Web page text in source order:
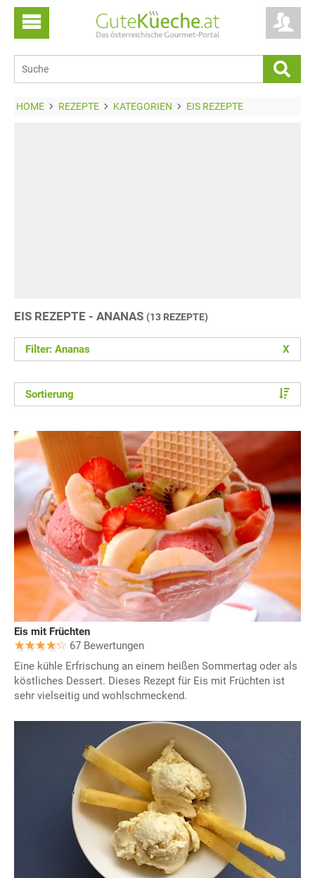
HOME REZEPTE KATEGORIEN EIS REZEPTE
EIS REZEPTE - ANANAS (13 REZEPTE)
Filter: Ananas X
Sortierung
Eis mit Früchten
67 Bewertungen
Eine kühle Erfrischung an einem heißen Sommertag oder als
köstliches Dessert. Dieses Rezept für Eis mit Früchten ist
sehr vielseitig und wohlschmeckend.